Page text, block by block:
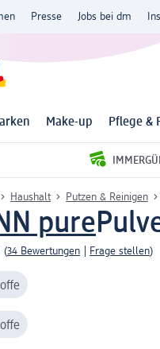
Presse Jobs bei dm
Make-up Pflege &
Haushalt Putzen & Reinigen
pure
(34 Bewertungen Frage stellen)